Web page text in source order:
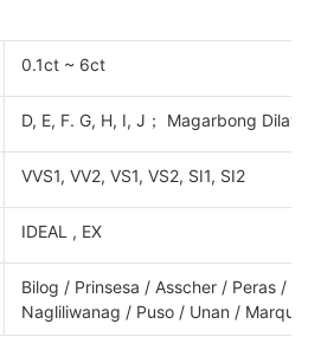
0.1ct ~ 6ct
D, E, F. G, H, I, J； Magarbong Dilaw;
VVS1, VV2, VS1, VS2, SI1, SI2
IDEAL , EX
Bilog / Prinsesa / Asscher / Peras /
Nagliliwanag / Puso / Unan /